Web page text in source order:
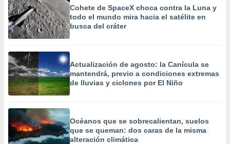
Cohete de SpaceX choca contra la Luna y
todo el mundo mira hacia el satélite en
busca del cráter
Actualización de agosto: la Canícula se
mantendrá, previo a condiciones extremas
de lluvias y ciclones por El Niño
Océanos que se sobrecalientan, suelos
que se queman: dos caras de la misma
alteración climática